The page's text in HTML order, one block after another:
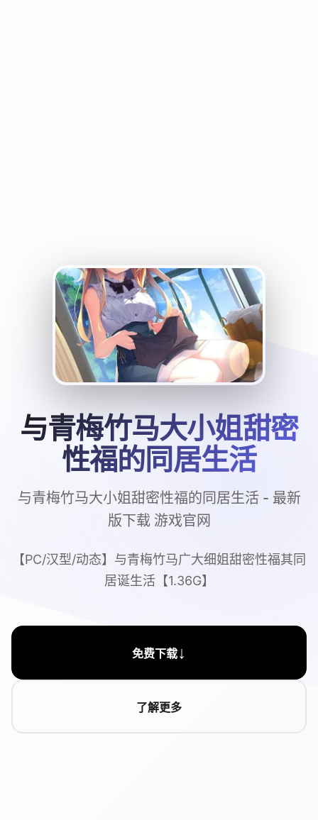
与青梅竹马大小姐甜密
性福的同居生活
与青梅竹马大小姐甜密性福的同居生活 - 最新
版下载 游戏官网
【PC/汉型/动态】与青梅竹马广大细姐甜密性福其同
居诞生活【1.36G】
免费下载↓
了解更多